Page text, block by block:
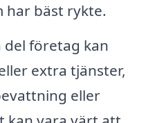
har bäst rykte.
del företag kan
extra tjänster,
eller